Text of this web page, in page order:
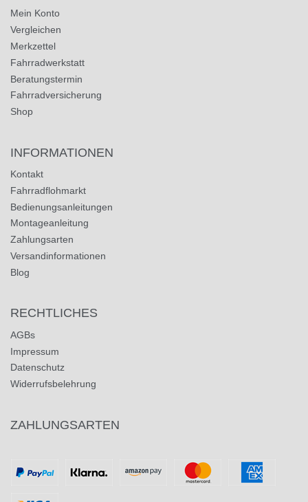
Mein Konto
Vergleichen
Merkzettel
Fahrradwerkstatt
Beratungstermin
Fahrradversicherung
Shop
INFORMATIONEN
Kontakt
Fahrradflohmarkt
Bedienungsanleitungen
Montageanleitung
Zahlungsarten
Versandinformationen
Blog
RECHTLICHES
AGBs
Impressum
Datenschutz
Widerrufsbelehrung
ZAHLUNGSARTEN